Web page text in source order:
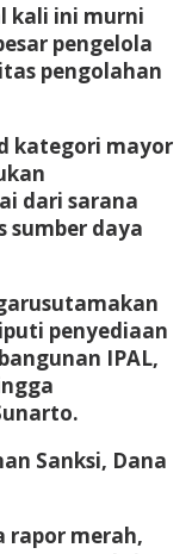
kali ini murni
pengelola
pengolahan
kategori mayor
dari sarana
sumber daya
penyediaan
IPAL,
Sanksi, Dana
rapor merah,